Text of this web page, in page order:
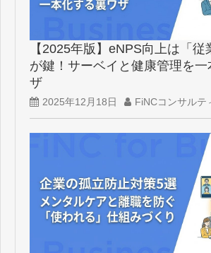
【2025年版】eNPS向上は「従
が鍵！サーベイと健康管理を一
ザ
2025年12月18日 FiNCコンサルテ